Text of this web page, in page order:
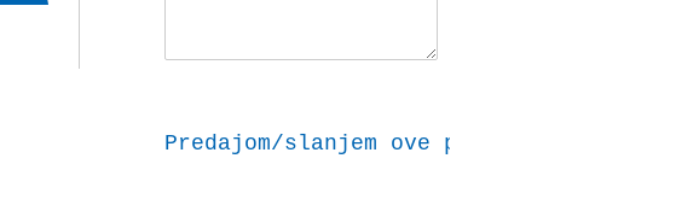
Predajom/slanjem ove prijave dajem